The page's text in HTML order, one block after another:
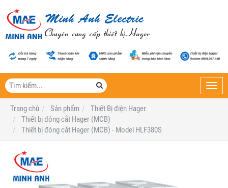
Trang chủ
Sản phẩm
Thiết Bị điện Hager
Thiết bị đóng cắt Hager (MCB)
Thiết bị đóng cắt Hager (MCB) - Model HLF380S